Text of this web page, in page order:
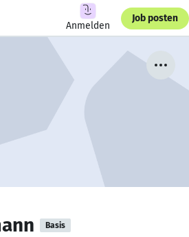
Anmelden
Job posten
Basis